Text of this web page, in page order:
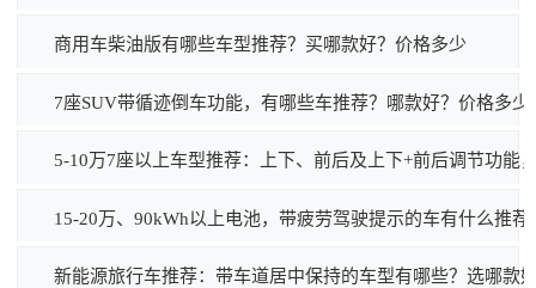
商用车柴油版有哪些车型推荐？买哪款好？价格多少
7座SUV带循迹倒车功能，有哪些车推荐？哪款好？价格多少
5-10万7座以上车型推荐：上下、前后及上下+前后调节功能
15-20万、90kWh以上电池，带疲劳驾驶提示的车有什么推荐
新能源旅行车推荐：带车道居中保持的车型有哪些？选哪款